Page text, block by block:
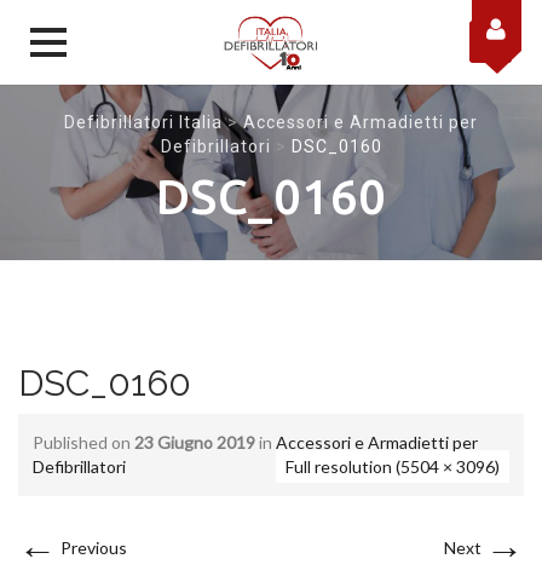
Skip to content
Defibrillatori Italia>Accessori e Armadietti per
Defibrillatori > DSC_0160
DSC_0160
DSC_0160
Published on 23 Giugno 2019in Accessori e Armadietti per
Defibrillatori
Full resolution (5504 × 3096)
← Previous Next →